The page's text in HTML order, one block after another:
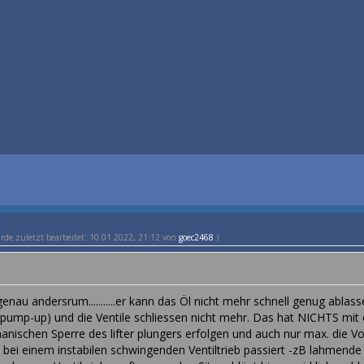
zuletzt bearbeitet: 10.01.2022, 21:12 von goec2468.)
andersrum...........er kann das Öl nicht mehr schnell genug
up) und die Ventile schliessen nicht mehr. Das hat NICHTS
Sperre des lifter plungers erfolgen und auch nur max. die
einem instabilen schwingenden Ventiltrieb passiert -zB